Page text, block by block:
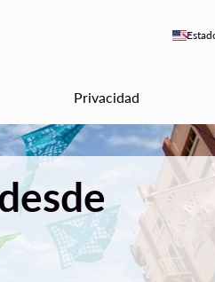
keyboard_arrow_down
Privacidad